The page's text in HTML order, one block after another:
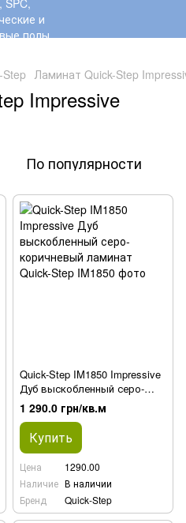
Ламинат Quick-Step
Impressive
По популярности
Quick-Step IM1850 Impressive
Дуб выскобленный серо-
коричневый ламинат
1 290.0 грн/кв.м
Купить
Цена
1290.00
Наличие В наличии
Бренд
Quick-Step